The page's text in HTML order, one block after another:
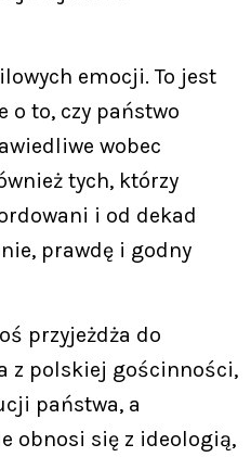
emocji. To jest
to, czy państwo
wobec
tych, którzy
i od dekad
prawdę i godny
przyjeżdża do
z polskiej gościnności,
państwa, a
obnosi się z ideologią,